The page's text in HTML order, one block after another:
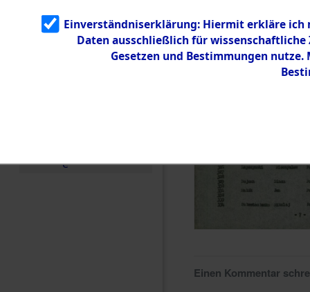
g
5.3.3
Todesmärsch
e
Einen Kommentar
Einverständniserklärung: Hiermit erkläre ich
Daten ausschließlich für
Gesetzen und Bestimmungen